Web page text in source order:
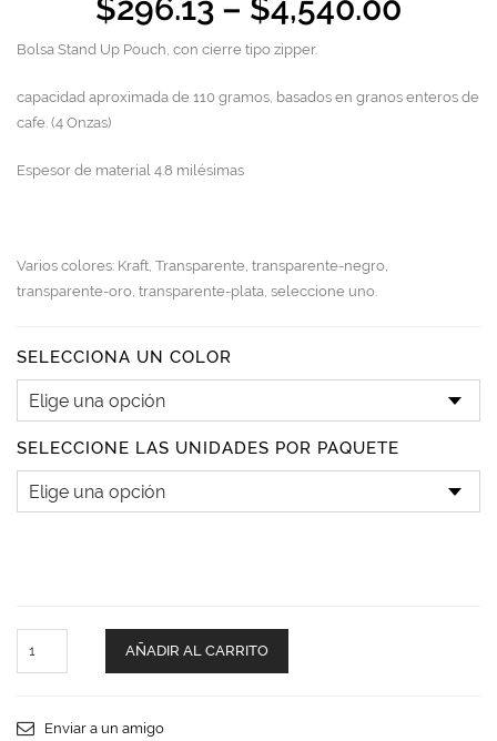
$296.13 – $4,540.00
Bolsa Stand Up Pouch, con cierre tipo zipper.
capacidad aproximada de 110 gramos, basados en granos enteros de
cafe. (4 Onzas)
Espesor de material 4.8 milésimas
Varios colores: Kraft, Transparente, transparente-negro,
transparente-oro, transparente-plata, seleccione uno.
SELECCIONA UN COLOR
SELECCIONE LAS UNIDADES POR PAQUETE
110grs.
AÑADIR AL CARRITO
Enviar a un amigo